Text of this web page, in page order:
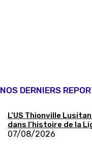
NOS DERNIERS
L’US Thionville
dans l’histoire de la
07/08/2026